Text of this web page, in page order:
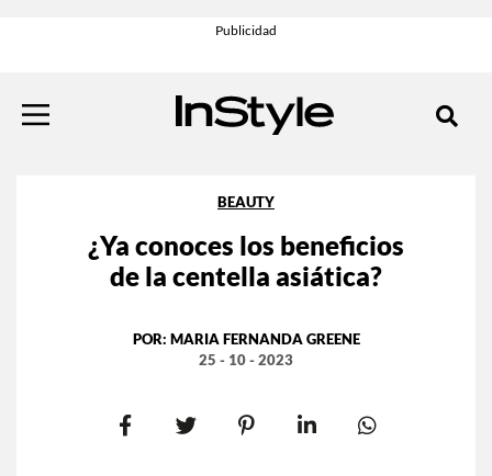
BEAUTY
¿Ya conoces los beneficios
de la centella asiática?
POR: MARIA FERNANDA GREENE
25 - 10 - 2023